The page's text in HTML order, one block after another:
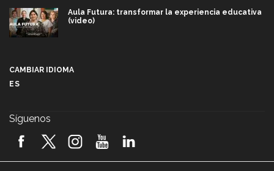
Aula Futura: transformar la experiencia educativa
(video)
2026! (video)
CAMBIAR IDIOMA
ES
Síguenos